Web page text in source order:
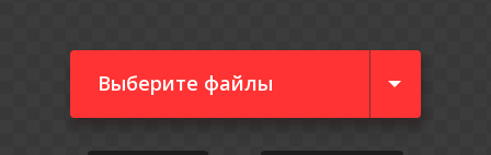
Выберите файлы